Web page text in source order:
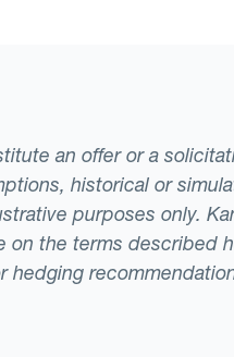
an offer or a
historical or
purposes only.
the terms described
hedging